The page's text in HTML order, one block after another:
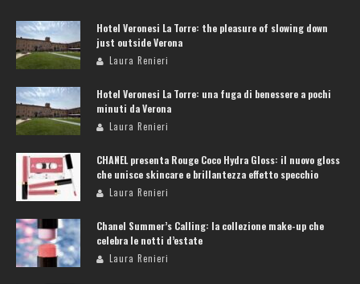
Hotel Veronesi La Torre: the pleasure of slowing down
just outside Verona
Laura Renieri
Hotel Veronesi La Torre: una fuga di benessere a pochi
minuti da Verona
Laura Renieri
CHANEL presenta Rouge Coco Hydra Gloss: il nuovo gloss
che unisce skincare e brillantezza effetto specchio
Laura Renieri
Chanel Summer’s Calling: la collezione make-up che
celebra le notti d’estate
Laura Renieri